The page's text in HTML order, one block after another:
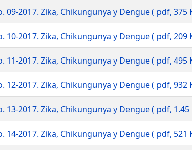
09-2017. Zika, Chikungunya y Dengue( pdf, 375
10-2017. Zika, Chikungunya y Dengue( pdf, 209
11-2017. Zika, Chikungunya y Dengue( pdf, 495
12-2017. Zika, Chikungunya y Dengue( pdf, 932
13-2017. Zika, Chikungunya y Dengue( pdf, 1.45
14-2017. Zika, Chikungunya y Dengue( pdf, 521